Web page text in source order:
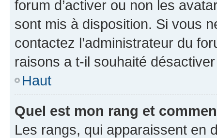
forum d’activer ou non les
sont mis à disposition. Si vous
contactez l’administrateur du
raisons a t-il souhaité
Haut
Quel est mon rang et
Les rangs, qui apparaissent en